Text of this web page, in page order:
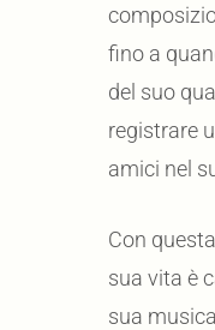
fino a
del suo
registrare
amici nel
Con
sua vita è
sua